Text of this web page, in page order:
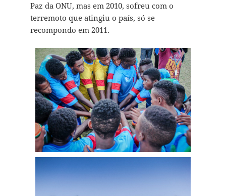
Paz da ONU, mas em 2010, sofreu com o
terremoto que atingiu o país, só se
recompondo em 2011.